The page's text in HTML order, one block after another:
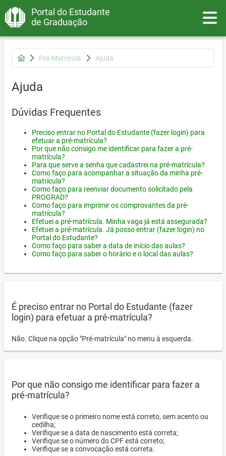
Portal do Estudante
de Graduação
Pré-Matrícula Ajuda
Ajuda
Dúvidas Frequentes
Preciso entrar no Portal do Estudante (fazer login) para
efetuar a pré-matrícula?
Por que não consigo me identificar para fazer a pré-
matrícula?
Para que serve a senha que cadastrei na pré-matrícula?
Como faço para acompanhar a situação da minha pré-
matrícula?
Como faço para reenviar documento solicitado pela
PROGRAD?
Como faço para imprimir os comprovantes da pré-
matrícula?
Efetuei a pré-matrícula. Minha vaga já está assegurada?
Efetuei a pré-matrícula. Já posso entrar (fazer login) no
Portal do Estudante?
Como faço para saber a data de início das aulas?
Como faço para saber o horário e o local das aulas?
É preciso entrar no Portal do Estudante (fazer
login) para efetuar a pré-matrícula?
Não. Clique na opção "Pré-matrícula" no menu à esquerda.
Por que não consigo me identificar para fazer a
pré-matrícula?
Verifique se o primeiro nome está correto, sem acento ou
cedilha;
Verifique se a data de nascimento está correta;
Verifique se o número do CPF está correto;
Verifique se a convocação está correta.